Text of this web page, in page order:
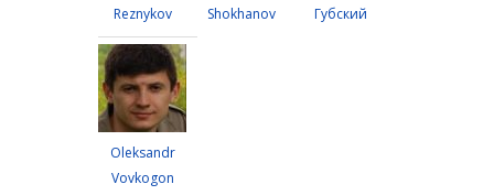
Reznykov
Shokhanov
Губский
Oleksandr
Vovkogon